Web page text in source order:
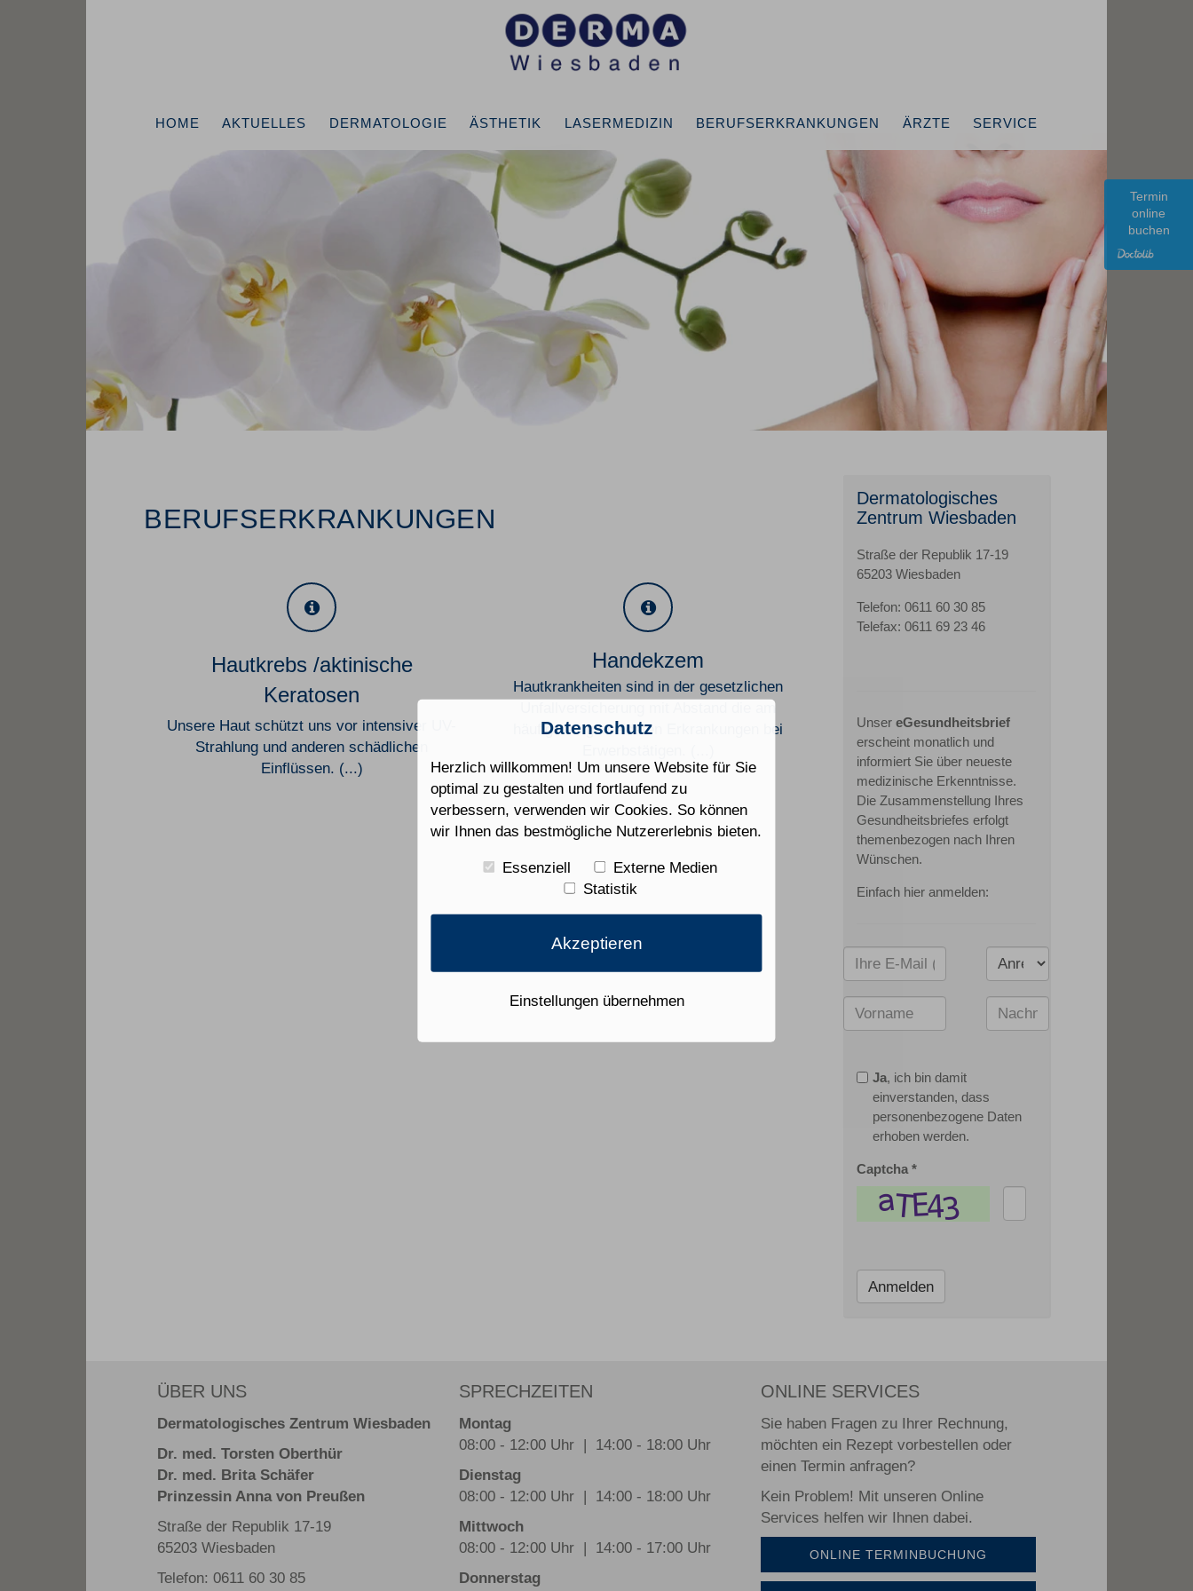
Termin
online
buchen
HOME AKTUELLES DERMATOLOGIE ÄSTHETIK LASERMEDIZIN BERUFSERKRANKUNGEN ÄRZTE SERVICE
BERUFSERKRANKUNGEN
Hautkrebs /aktinische
Keratosen
Unsere Haut schützt uns vor intensiver UV-
Strahlung und anderen schädlichen
Einflüssen. (...)
Handekzem
Handekzem
Hautkrankheiten sind in der gesetzlichen
Unfallversicherung mit Abstand die am
häufigsten gemeldeten Erkrankungen bei
Dermatologisches
Zentrum Wiesbaden
Straße der Republik 17-19
65203 Wiesbaden
Telefon: 0611 60 30 85
Telefax: 0611 69 23 46
Unser eGesundheitsbrief
erscheint monatlich und
informiert Sie über neueste
medizinische Erkenntnisse.
Die Zusammenstellung Ihres
Gesundheitsbriefes erfolgt
themenbezogen nach Ihren
Wünschen.
Einfach hier anmelden:
Ja, ich bin damit
einverstanden, dass
personenbezogene Daten
erhoben werden.
Captcha *
ÜBER UNS
Dermatologisches Zentrum Wiesbaden
Dr. med. Torsten Oberthür
Dr. med. Brita Schäfer
Prinzessin Anna von Preußen
Straße der Republik 17-19
65203 Wiesbaden
Telefon: 0611 60 30 85
SPRECHZEITEN
Montag
08:00 - 12:00 Uhr | 14:00 - 18:00 Uhr
Dienstag
08:00 - 12:00 Uhr | 14:00 - 18:00 Uhr
Mittwoch
08:00 - 12:00 Uhr | 14:00 - 17:00 Uhr
Donnerstag
ONLINE SERVICES
Sie haben Fragen zu Ihrer Rechnung,
möchten ein Rezept vorbestellen oder
einen Termin anfragen?
Kein Problem! Mit unseren Online
Services helfen wir Ihnen dabei.
ONLINE TERMINBUCHUNG
Datenschutz
Herzlich willkommen! Um unsere Website für Sie
optimal zu gestalten und fortlaufend zu
verbessern, verwenden wir Cookies. So können
wir Ihnen das bestmögliche Nutzererlebnis bieten.
Essenziell
Externe Medien
Statistik
Akzeptieren
Einstellungen übernehmen